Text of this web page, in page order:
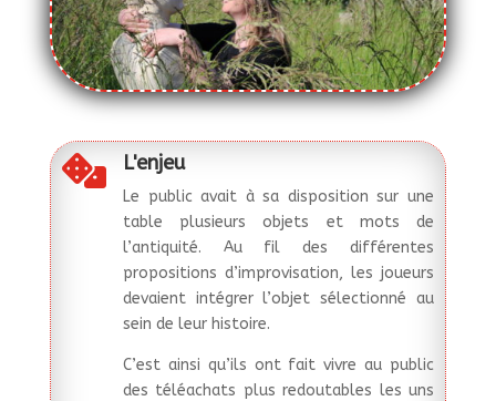
 L'enjeu
Le public avait à sa disposition sur une
table plusieurs objets et mots de
l’antiquité. Au fil des différentes
propositions d’improvisation, les joueurs
devaient intégrer l’objet sélectionné au
sein de leur histoire.
C’est ainsi qu’ils ont fait vivre au public
des téléachats plus redoutables les uns